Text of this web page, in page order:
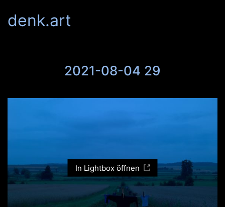
denk.art
2021-08-04 29
In Lightbox öffnen